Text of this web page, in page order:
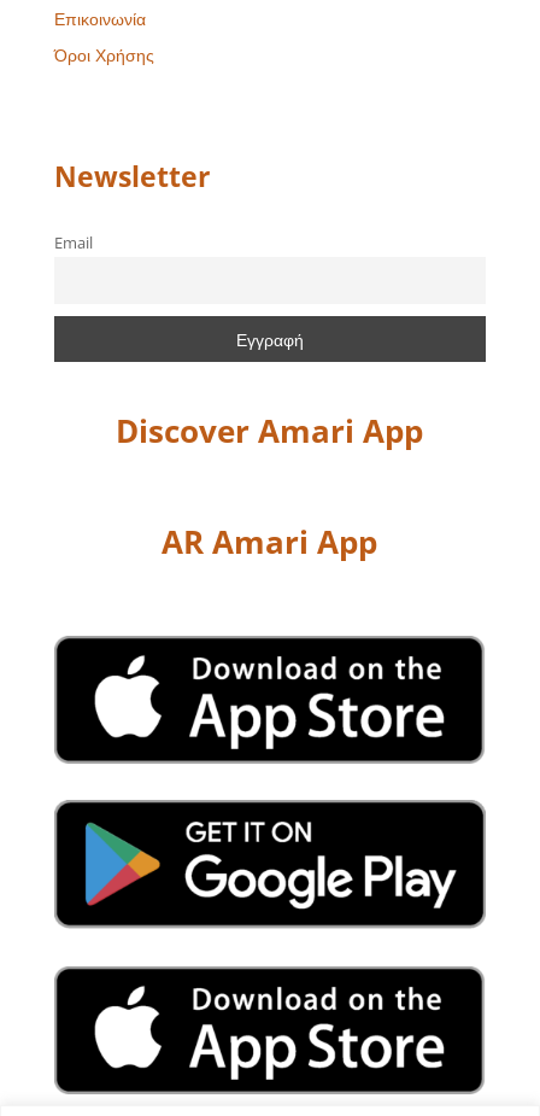
Επικοινωνία
Όροι Χρήσης
Newsletter
Email
Discover Amari App
AR Amari App